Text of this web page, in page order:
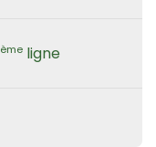
ème ligne